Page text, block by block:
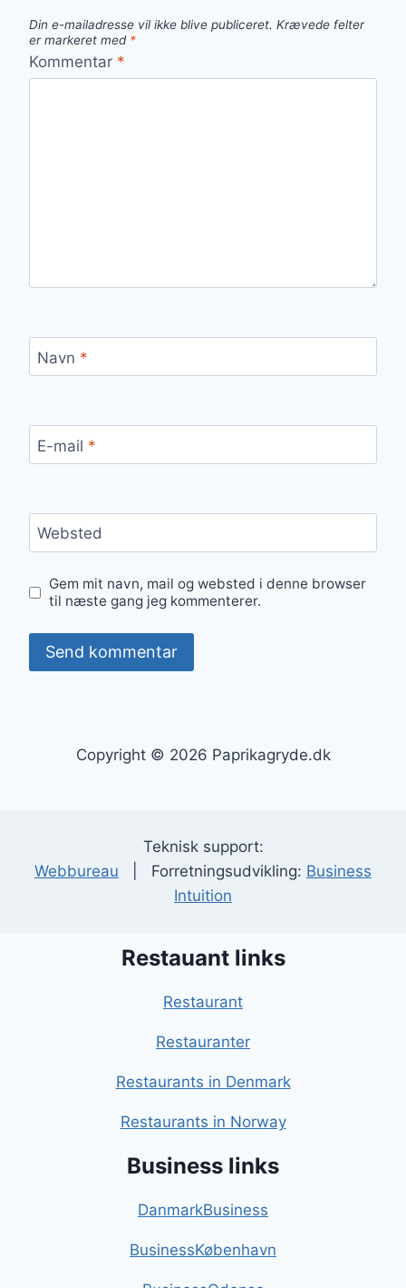
Din e-mailadresse vil ikke blive publiceret. Krævede felter
er markeret med *
Kommentar *
Navn *
E-mail *
Websted
Gem mit navn, mail og websted i denne browser
til næste gang jeg kommenterer.
Copyright © 2026 Paprikagryde.dk
Teknisk support:
Webbureau | Forretningsudvikling: Business
Intuition
Restauant links
Restaurant
Restauranter
Restaurants in Denmark
Restaurants in Norway
Business links
DanmarkBusiness
BusinessKøbenhavn